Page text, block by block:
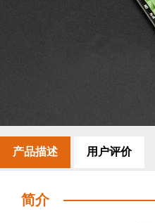
产品描述 用户评价
简介